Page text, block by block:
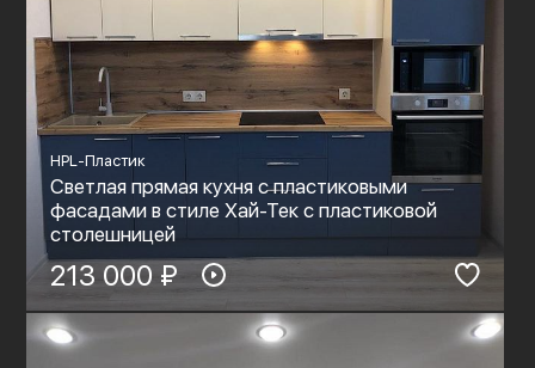
HPL-Пластик
Светлая прямая кухня с пластиковыми
фасадами в стиле Хай-Тек с пластиковой
столешницей
213 000 ₽